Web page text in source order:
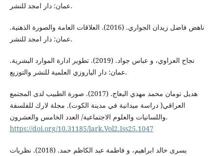
عمان: دار امجد للنشر.
ناهض فاضل زيدان الجواري. (2016). العلاقات العامة والصورة الذهنية.
عمان: دار امجد للنشر.
نجاح العزاوي، و عباس جواد. (2019). تطوير ادارة الموارد البشرية.
عمان: دار الياروزي العلمية للنشر والتوزيع.
هديل تومان محمد مهدي البعاج. (2017). صورة الطبيب لدى المجتمع
العراقي( دراسة ميدانية في مدينة الكوت). مجلة لارك للفلسفة
واللسانيات والعلوم الاجتماعية/ العدد الخامس والعشرون.
https://doi.org/10.31185/lark.Vol2.Iss25.1047
يسرى خالد ابراهيم، و فاطمة عبد الكاظم حمد. (2018). نظريات